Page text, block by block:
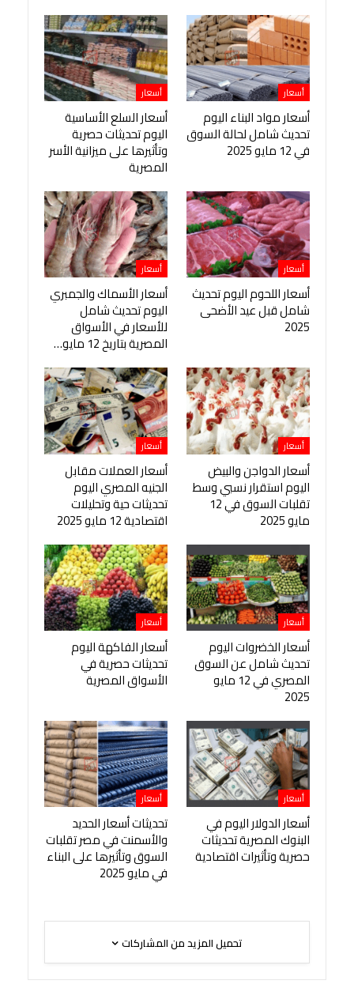
أسعار
أسعار مواد البناء اليوم
تحديث شامل لحالة السوق
في 12 مايو 2025
أسعار
أسعار السلع الأساسية
اليوم تحديثات حصرية
وتأثيرها على ميزانية الأسر
المصرية
أسعار
أسعار اللحوم اليوم تحديث
شامل قبل عيد الأضحى
2025
أسعار
أسعار الأسماك والجمبري
اليوم تحديث شامل
للأسعار في الأسواق
المصرية بتاريخ 12 مايو…
أسعار
أسعار الدواجن والبيض
اليوم استقرار نسبي وسط
تقلبات السوق في 12
مايو 2025
أسعار
أسعار العملات مقابل
الجنيه المصري اليوم
تحديثات حية وتحليلات
اقتصادية 12 مايو 2025
أسعار
أسعار الخضروات اليوم
تحديث شامل عن السوق
المصري في 12 مايو
2025
أسعار
أسعار الفاكهة اليوم
تحديثات حصرية في
الأسواق المصرية
أسعار
أسعار الدولار اليوم في
البنوك المصرية تحديثات
حصرية وتأثيرات اقتصادية
أسعار
تحديثات أسعار الحديد
والأسمنت في مصر تقلبات
السوق وتأثيرها على البناء
في مايو 2025
تحميل المزيد من المشاركات